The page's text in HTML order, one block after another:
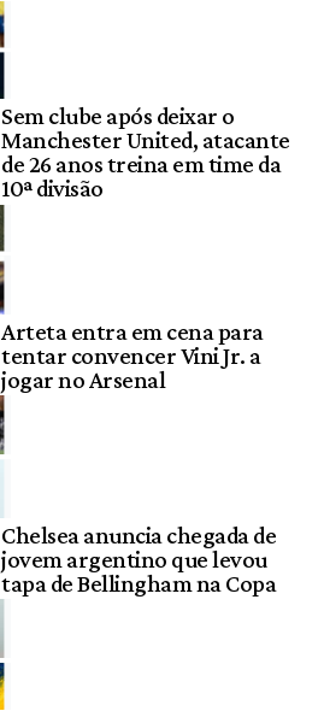
Sem clube após deixar o
Manchester United, atacante
de 26 anos treina em time da
10ª divisão
Arteta entra em cena para
tentar convencer Vini Jr. a
jogar no Arsenal
Chelsea anuncia chegada de
jovem argentino que levou
tapa de Bellingham na Copa